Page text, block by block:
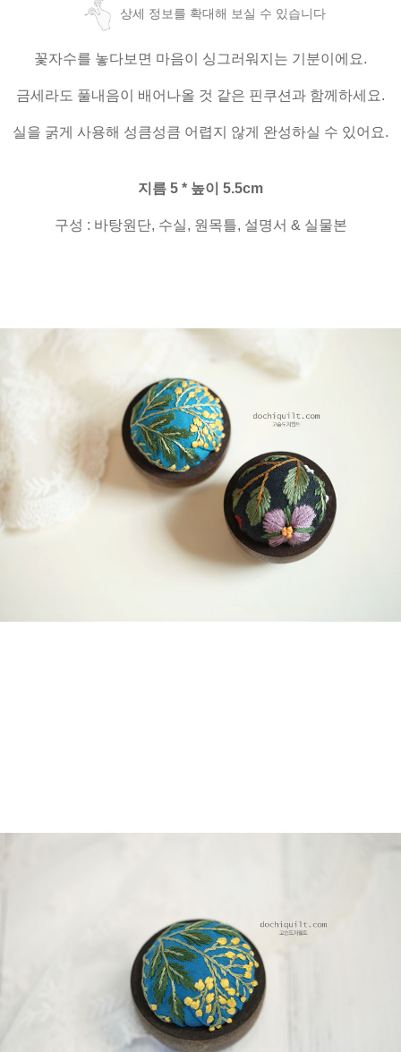
상세 정보를 확대해 보실 수 있습니다
꽃자수를 놓다보면 마음이 싱그러워지는 기분이에요.
금세라도 풀내음이 배어나올 것 같은 핀쿠션과 함께하세요.
실을 굵게 사용해 성큼성큼 어렵지 않게 완성하실 수 있어요.
지름 5 * 높이 5.5cm
구성 : 바탕원단, 수실, 원목틀, 설명서 & 실물본